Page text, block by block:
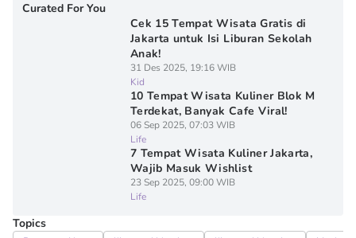
Curated For You
Cek 15 Tempat Wisata Gratis di
Jakarta untuk Isi Liburan Sekolah
Anak!
31 Des 2025, 19:16 WIB
Kid
10 Tempat Wisata Kuliner Blok M
Terdekat, Banyak Cafe Viral!
06 Sep 2025, 07:03 WIB
Life
7 Tempat Wisata Kuliner Jakarta,
Wajib Masuk Wishlist
23 Sep 2025, 09:00 WIB
Life
Topics